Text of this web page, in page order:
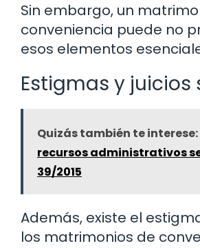
Sin embargo, un
conveniencia puede no
esos elementos
Estigmas y juicios
Quizás también te interese:
recursos administrativos
39/2015
Además, existe el
los matrimonios de